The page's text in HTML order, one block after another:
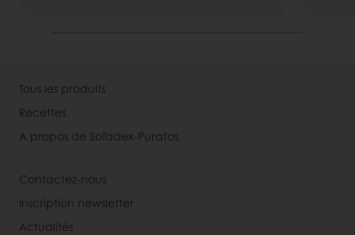
Tous les produits
Recettes
A propos de Sofadex-Puratos
Contactez-nous
Inscription newsletter
Actualités